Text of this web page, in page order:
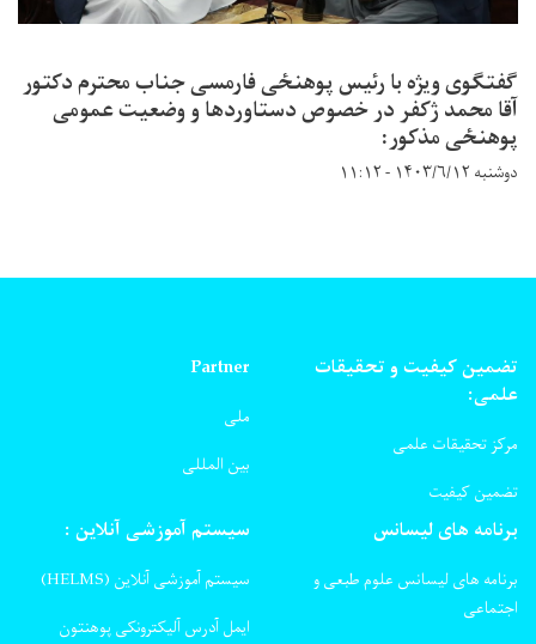
گفتگوی ویژه با رئیس پوهنځی فارمسی جناب محترم دکتور
آقا محمد ژکفر در خصوص دستاوردها و وضعیت عمومی
پوهنځی مذکور:
دوشنبه ۱۴۰۳/۶/۱۲ - ۱۱:۱۲
تضمین کیفیت و تحقیقات
علمی:
مرکز تحقیقات علمی
تضمین کیفیت
Partner
ملی
بین المللی
برنامه های لیسانس
برنامه های لیسانس علوم طبعی و
اجتماعی
سیستم آموزشی آنلاین :
سیستم آموزشی آنلاین (HELMS)
ایمل آدرس آلیکترونکی پوهنتون